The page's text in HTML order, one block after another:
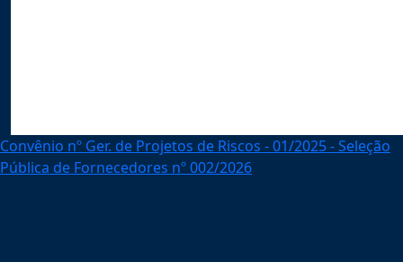
Convênio nº Ger. de Projetos de Riscos - 01/2025 - Seleção
Pública de Fornecedores nº 002/2026